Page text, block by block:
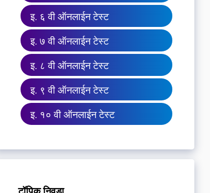
इ. ६ वी ऑनलाईन टेस्ट
इ. ७ वी ऑनलाईन टेस्ट
इ. ८ वी ऑनलाईन टेस्ट
इ. ९ वी ऑनलाईन टेस्ट
इ. १० वी ऑनलाईन टेस्ट